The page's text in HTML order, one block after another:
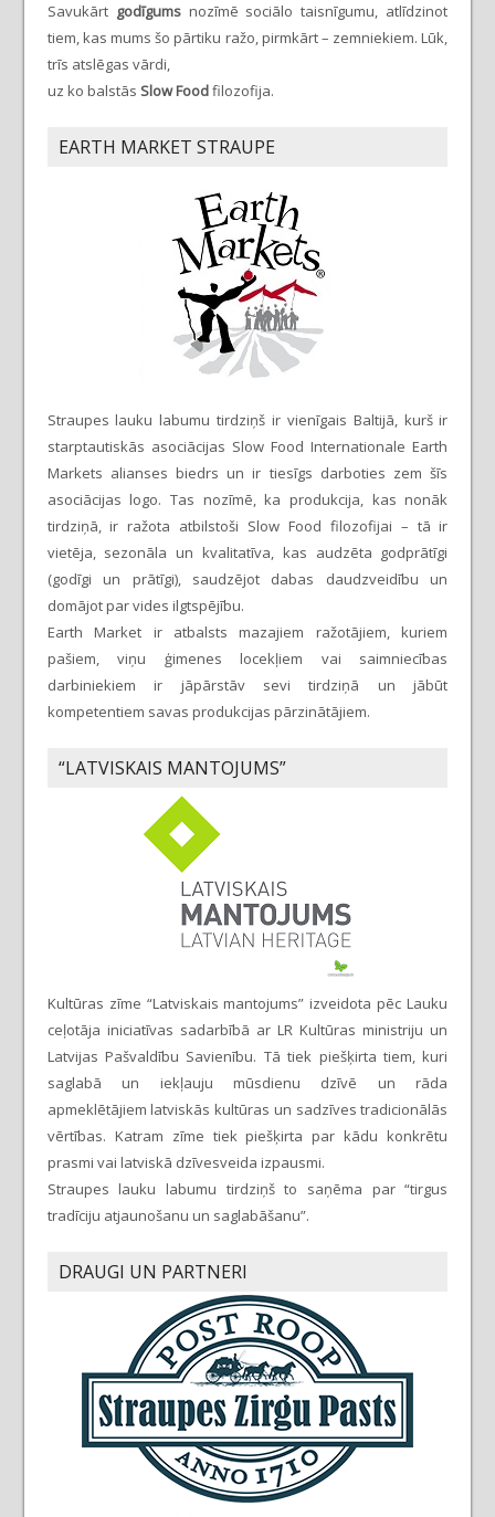
Savukārt godīgumsnozīmē sociālo taisnīgumu, atlīdzinot
tiem, kas mums šo pārtiku ražo, pirmkārt – zemniekiem. Lūk,
trīs atslēgas vārdi,
uz ko balstās Slow Foodfilozofija.
EARTH MARKET STRAUPE
Straupes lauku labumu tirdziņš ir vienīgais Baltijā, kurš ir
starptautiskās asociācijas Slow Food Internationale Earth
Markets alianses biedrs un ir tiesīgs darboties zem šīs
asociācijas logo. Tas nozīmē, ka produkcija, kas nonāk
tirdziņā, ir ražota atbilstoši Slow Food filozofijai – tā ir
vietēja, sezonāla un kvalitatīva, kas audzēta godprātīgi
(godīgi un prātīgi), saudzējot dabas daudzveidību un
domājot par vides ilgtspējību.
Earth Market ir atbalsts mazajiem ražotājiem, kuriem
pašiem, viņu ģimenes locekļiem vai saimniecības
darbiniekiem ir jāpārstāv sevi tirdziņā un jābūt
kompetentiem savas produkcijas pārzinātājiem.
“LATVISKAIS MANTOJUMS”
Kultūras zīme “Latviskais mantojums” izveidota pēc Lauku
ceļotāja iniciatīvas sadarbībā ar LR Kultūras ministriju un
Latvijas Pašvaldību Savienību. Tā tiek piešķirta tiem, kuri
saglabā un iekļauju mūsdienu dzīvē un rāda
apmeklētājiem latviskās kultūras un sadzīves tradicionālās
vērtības. Katram zīme tiek piešķirta par kādu konkrētu
prasmi vai latviskā dzīvesveida izpausmi.
Straupes lauku labumu tirdziņš to saņēma par “tirgus
tradīciju atjaunošanu un saglabāšanu”.
DRAUGI UN PARTNERI